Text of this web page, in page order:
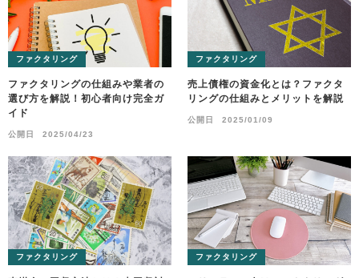
ファクタリング
ファクタリングの仕組みや業者の
選び方を解説！初心者向け完全ガ
イド
公開日 2025/04/23
ファクタリング
売上債権の資金化とは？ファクタ
リングの仕組みとメリットを解説
公開日 2025/01/09
ファクタリング ファクタリング